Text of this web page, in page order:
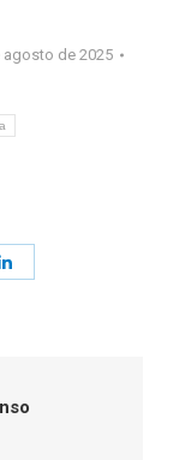
agosto de 2025